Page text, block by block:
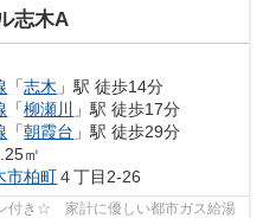
志木A
「志木 」駅 徒歩14分
「柳瀬川
」駅 徒歩17分
「朝霞台 」駅 徒歩29分
㎡
市柏町４丁目2-26
付き☆ 家計に優しい都市ガス給湯